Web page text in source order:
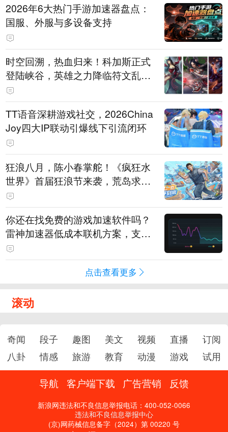
2026年6大热门手游加速器盘点：
国服、外服与多设备支持
时空回溯，热血归来！科加斯正式
登陆峡谷，英雄之力降临符文乱
斗！
TT语音深耕游戏社交，2026China
Joy四大IP联动引爆线下引流闭环
狂浪八月，陈小春掌舵！《疯狂水
世界》首届狂浪节来袭，荒岛求生
直播即将开启
你还在找免费的游戏加速软件吗？
雷神加速器低成本联机方案，支持
免费试用
点击查看更多
滚动
奇闻 段子 趣图 美文 视频 直播
订阅
八卦
情感 旅游 教育 动漫 游戏 试用
导航 客户端下载 广告营销 反馈
新浪网违法和不良信息举报电话：400-052-0066
违法和不良信息举报中心
(京)网药械信息备字（2024）第 00220 号